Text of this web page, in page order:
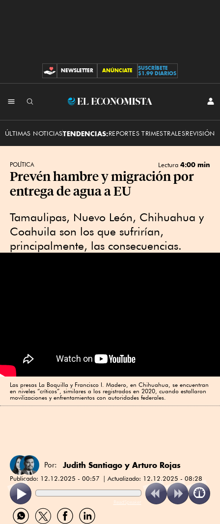
CONTRIBUCIONES
NEWSLETTER ANÚNCIATE
SUSCRÍBETE
$1.99 DIARIOS
El
ÚLTIMAS NOTICIASTENDENCIAS:REPORTES TRIMESTRALESREVISIÓN
POLÍTICA Lectura 4:00 min
Prevén hambre y migración por
entrega de agua a EU
Tamaulipas, Nuevo León, Chihuahua y
Coahuila son los que sufrirían,
principalmente, las consecuencias.
Las presas La Boquilla y Francisco I. Madero, en Chihuahua, se encuentran
en niveles “críticos”, similares a los registrados en 2020, cuando estallaron
movilizaciones y enfrentamientos con autoridades federales.
Por: Judith Santiago y Arturo Rojas
Publicado: 12.12.2025 - 00:57 Actualizado: 12.12.2025 - 08:28
ReadSpeaker
Compartir
por
Compartir
por
Compartir
por
Compartir
por